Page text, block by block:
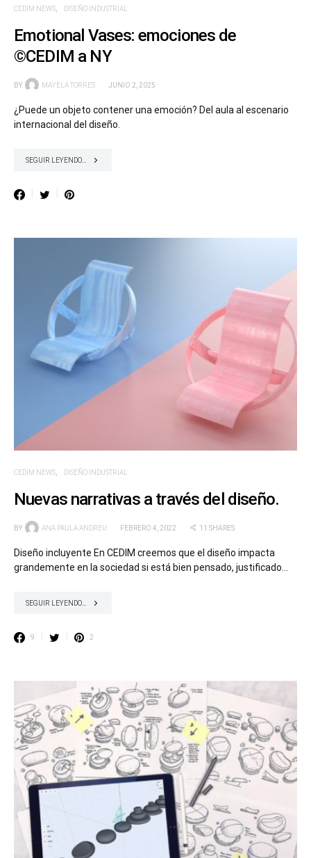
CEDIM NEWS DISEÑO INDUSTRIAL
Emotional Vases: emociones de
©CEDIM a NY
BY MAYELA TORRES JUNIO 2, 2025
¿Puede un objeto contener una emoción? Del aula al escenario
internacional del diseño.
SEGUIR LEYENDO...
CEDIM NEWS DISEÑO INDUSTRIAL
Nuevas narrativas a través del diseño.
BY ANA PAULA ANDREU FEBRERO 4, 2022 11 SHARES
Diseño incluyente En CEDIM creemos que el diseño impacta
grandemente en la sociedad si está bien pensado, justificado…
SEGUIR LEYENDO...
9 2